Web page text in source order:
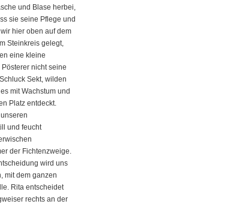
und Blase herbei,
sie seine Pflege und
hier oben auf dem
Steinkreis gelegt,
eine kleine
nicht seine
Sekt, wilden
mit Wachstum und
Platz entdeckt.
und feucht
der Fichtenzweige.
wird uns
mit dem ganzen
Rita entscheidet
rechts an der